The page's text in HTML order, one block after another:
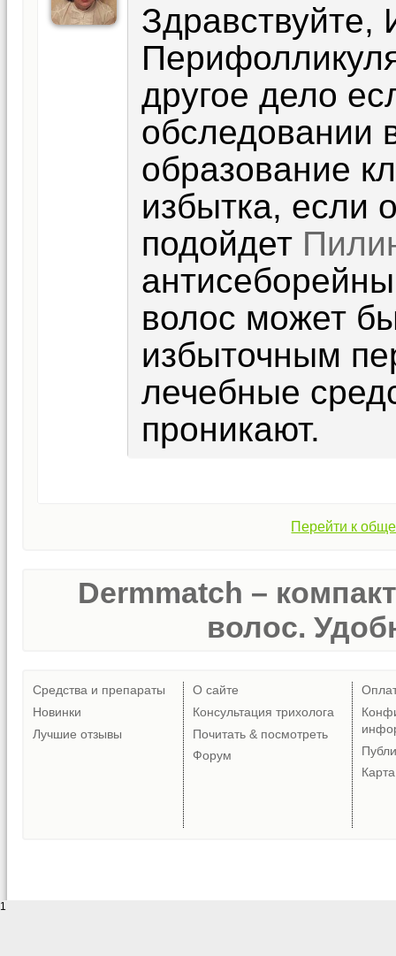
Здравствуйте,
другое дело
обследовании
образование
избытка, если
подойдет
волос может
избыточным
лечебные
проникают.
Перейти к
Dermmatch –
волос.
Средства и препараты
Новинки
Лучшие отзывы
О сайте
Консультация трихолога
Почитать & посмотреть
Форум
1